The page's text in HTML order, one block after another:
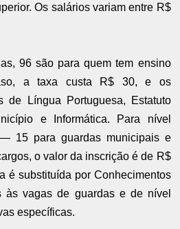
Os salários variam entre R$
96 são para quem tem ensino
a taxa custa R$ 30, e os
de Língua Portuguesa, Estatuto
e Informática. Para nível
15 para guardas municipais e
o valor da inscrição é de R$
é substituída por Conhecimentos
às vagas de guardas e de nível
específicas.